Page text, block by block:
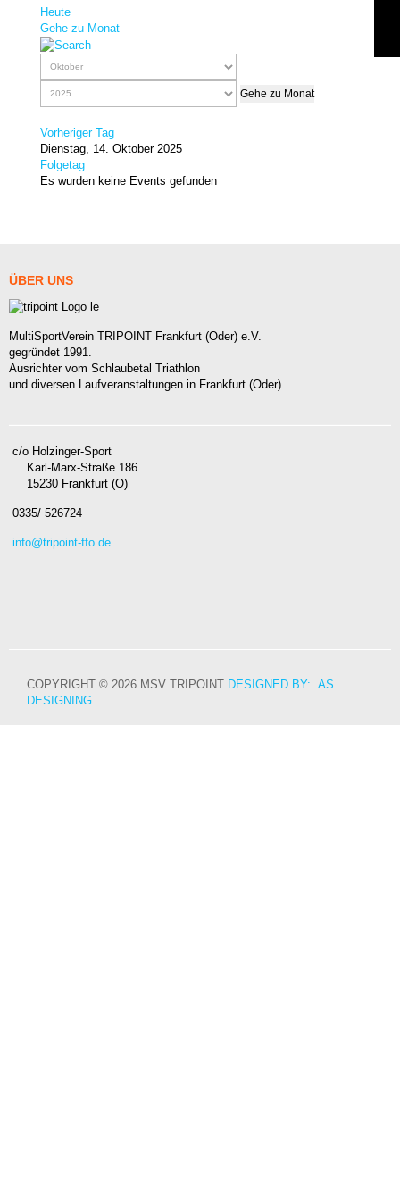
Heute
Gehe zu Monat
Gehe zu Monat
Vorheriger Tag
Dienstag, 14. Oktober 2025
Folgetag
Es wurden keine Events gefunden
ÜBER UNS
MultiSportVerein TRIPOINT Frankfurt (Oder) e.V.
gegründet 1991.
Ausrichter vom Schlaubetal Triathlon
und diversen Laufveranstaltungen in Frankfurt (Oder)
c/o Holzinger-Sport
Karl-Marx-Straße 186
15230 Frankfurt (O)
0335/ 526724
info@tripoint-ffo.de
COPYRIGHT © 2026 MSV TRIPOINT DESIGNED BY: AS
DESIGNING